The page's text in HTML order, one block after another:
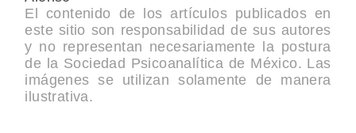
El contenido de los artículos publicados en
este sitio son responsabilidad de sus autores
y no representan necesariamente la postura
de la Sociedad Psicoanalítica de México. Las
imágenes se utilizan solamente de manera
ilustrativa.